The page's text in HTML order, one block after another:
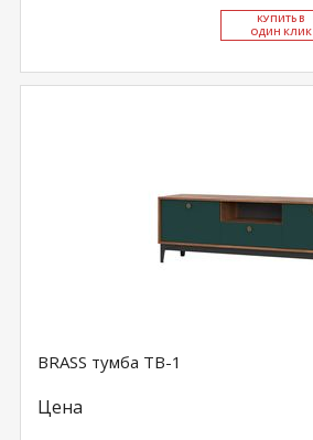
КУ­ПИТЬ В
ОДИН КЛИК
BRASS тумба ТВ-1
Цена